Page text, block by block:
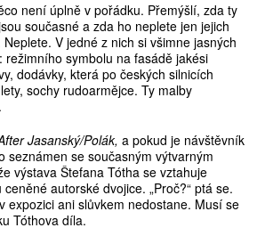
není úplně v pořádku. Přemýšlí, zda ty
současné a zda ho neplete jen jejich
V jedné z nich si všimne jasných
režimního symbolu na fasádě jakési
dodávky, která po českých silnicích
sochy rudoarmějce. Ty malby
Jasanský/Polák, a pokud je návštěvník
seznámen se současným výtvarným
výstava Štefana Tótha se vztahuje
autorské dvojice. „Proč?“ ptá se.
expozici ani slůvkem nedostane. Musí se
Tóthova díla.